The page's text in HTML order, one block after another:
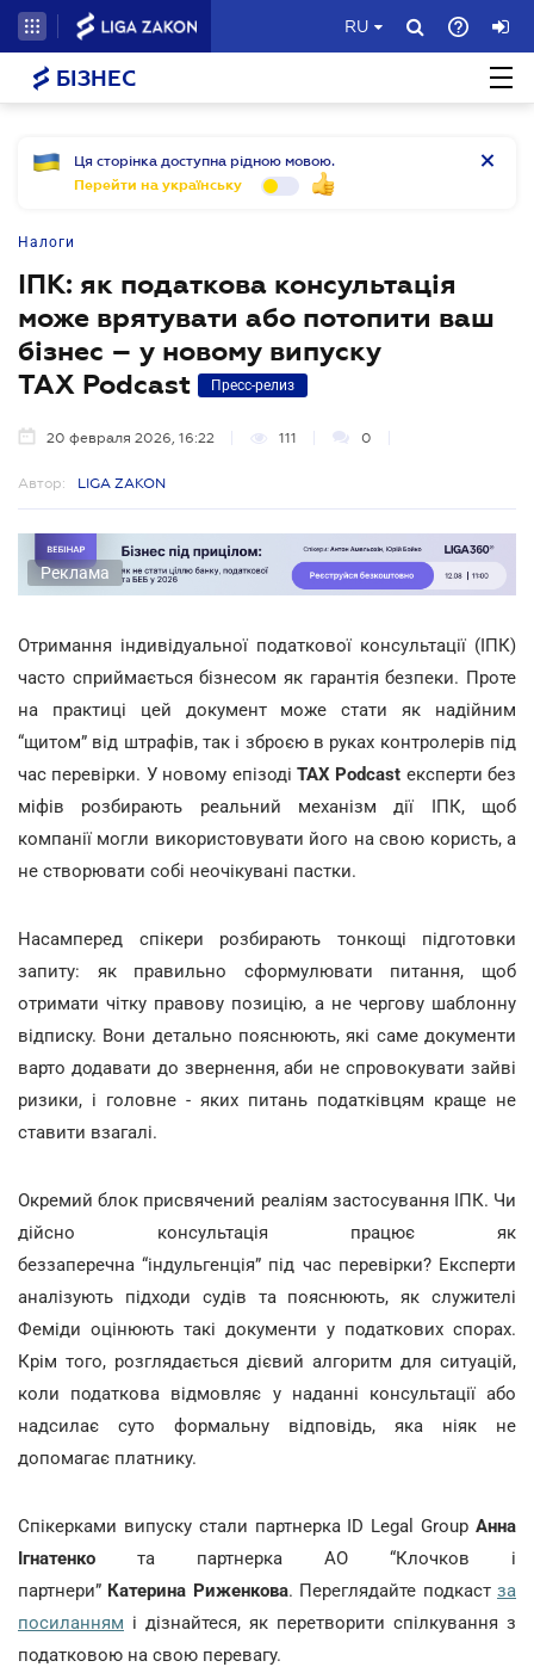
RU
БІЗНЕС
Ця сторінка доступна рідною мовою.
Перейти на українську
Налоги
ІПК: як податкова консультація
може врятувати або потопити ваш
бізнес – у новому випуску
TAX Podcast
Пресс-релиз
20 февраля 2026, 16:22 111 0
Автор: LIGA ZAKON
Реклама
Отримання індивідуальної податкової консультації (ІПК)
часто сприймається бізнесом як гарантія безпеки. Проте
на практиці цей документ може стати як надійним
“щитом” від штрафів, так і зброєю в руках контролерів під
час перевірки. У новому епізоді TAX Podcast експерти без
міфів розбирають реальний механізм дії ІПК, щоб
компанії могли використовувати його на свою користь, а
не створювати собі неочікувані пастки.
Насамперед спікери розбирають тонкощі підготовки
запиту: як правильно сформулювати питання, щоб
отримати чітку правову позицію, а не чергову шаблонну
відписку. Вони детально пояснюють, які саме документи
варто додавати до звернення, аби не спровокувати зайві
ризики, і головне - яких питань податківцям краще не
ставити взагалі.
Окремий блок присвячений реаліям застосування ІПК. Чи
дійсно консультація працює як
беззаперечна “індульгенція” під час перевірки? Експерти
аналізують підходи судів та пояснюють, як служителі
Феміди оцінюють такі документи у податкових спорах.
Крім того, розглядається дієвий алгоритм для ситуацій,
коли податкова відмовляє у наданні консультації або
надсилає суто формальну відповідь, яка ніяк не
допомагає платнику.
Спікерками випуску стали партнерка ID Legal Group Анна
Ігнатенко та партнерка АО “Клочков і
партнери” Катерина Риженкова. Переглядайте подкастза
посиланням і дізнайтеся, як перетворити спілкування з
податковою на свою перевагу.